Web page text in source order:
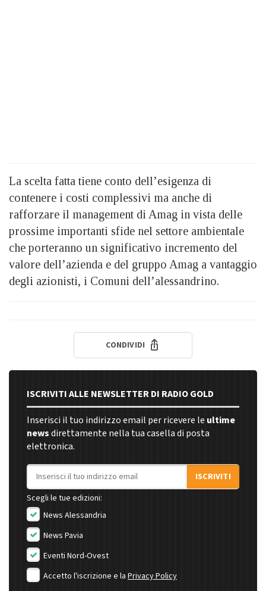
La scelta fatta tiene conto dell’esigenza di
contenere i costi complessivi ma anche di
rafforzare il management di Amag in vista delle
prossime importanti sfide nel settore ambientale
che porteranno un significativo incremento del
valore dell’azienda e del gruppo Amag a vantaggio
degli azionisti, i Comuni dell’alessandrino.
CONDIVIDI
ISCRIVITI ALLE NEWSLETTER DI RADIO GOLD
Inserisci il tuo indirizzo email per ricevere le ultime
newsdirettamente nella tua casella di posta
elettronica.
Indirizzo email
ISCRIVITI
Scegli le tue edizioni:
News Alessandria
News Pavia
Eventi Nord-Ovest
Accetto l'iscrizione e la Privacy Policy